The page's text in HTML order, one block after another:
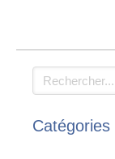
Rechercher
Catégories